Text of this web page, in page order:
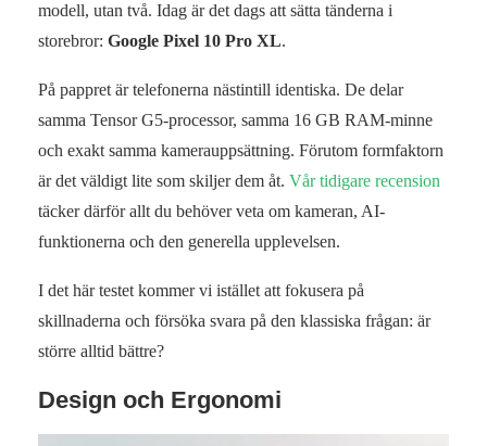
modell, utan två. Idag är det dags att sätta tänderna i
storebror: Google Pixel 10 Pro XL.
På pappret är telefonerna nästintill identiska. De delar
samma Tensor G5-processor, samma 16 GB RAM-minne
och exakt samma kamerauppsättning. Förutom formfaktorn
är det väldigt lite som skiljer dem åt. Vår tidigare recension
täcker därför allt du behöver veta om kameran, AI-
funktionerna och den generella upplevelsen.
I det här testet kommer vi istället att fokusera på
skillnaderna och försöka svara på den klassiska frågan: är
större alltid bättre?
Design och Ergonomi